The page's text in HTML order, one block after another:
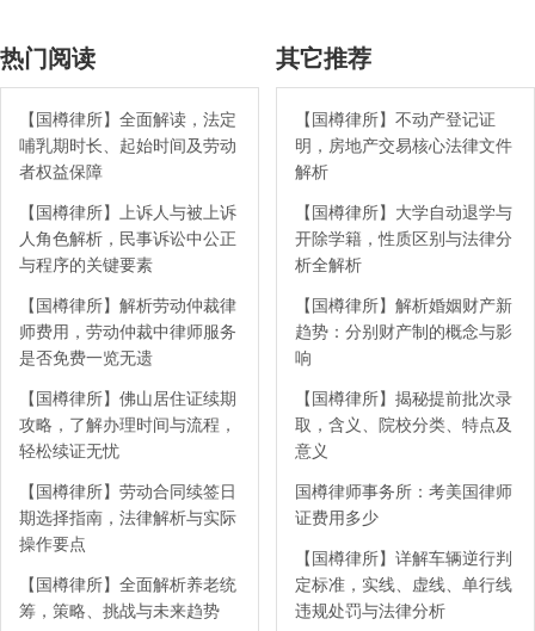
热门阅读
【国樽律所】全面解读，法定
哺乳期时长、起始时间及劳动
者权益保障
【国樽律所】上诉人与被上诉
人角色解析，民事诉讼中公正
与程序的关键要素
【国樽律所】解析劳动仲裁律
师费用，劳动仲裁中律师服务
是否免费一览无遗
【国樽律所】佛山居住证续期
攻略，了解办理时间与流程，
轻松续证无忧
【国樽律所】劳动合同续签日
期选择指南，法律解析与实际
操作要点
【国樽律所】全面解析养老统
筹，策略、挑战与未来趋势
其它推荐
【国樽律所】不动产登记证
明，房地产交易核心法律文件
解析
【国樽律所】大学自动退学与
开除学籍，性质区别与法律分
析全解析
【国樽律所】解析婚姻财产新
趋势：分别财产制的概念与影
响
【国樽律所】揭秘提前批次录
取，含义、院校分类、特点及
意义
国樽律师事务所：考美国律师
证费用多少
【国樽律所】详解车辆逆行判
定标准，实线、虚线、单行线
违规处罚与法律分析